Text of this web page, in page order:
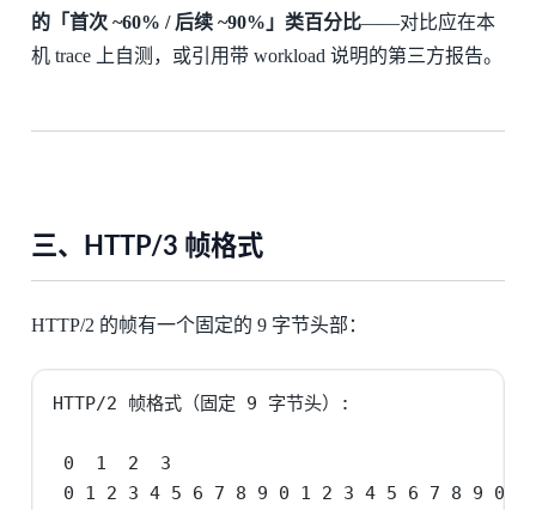
的「首次 ~60% / 后续 ~90%」类百分比——对比应在本
机 trace 上自测，或引用带 workload 说明的第三方报告。
三、HTTP/3 帧格式
HTTP/2 的帧有一个固定的 9 字节头部：
HTTP/2 帧格式（固定 9 字节头）:
0  1  2  3
0 1 2 3 4 5 6 7 8 9 0 1 2 3 4 5 6 7 8 9 0